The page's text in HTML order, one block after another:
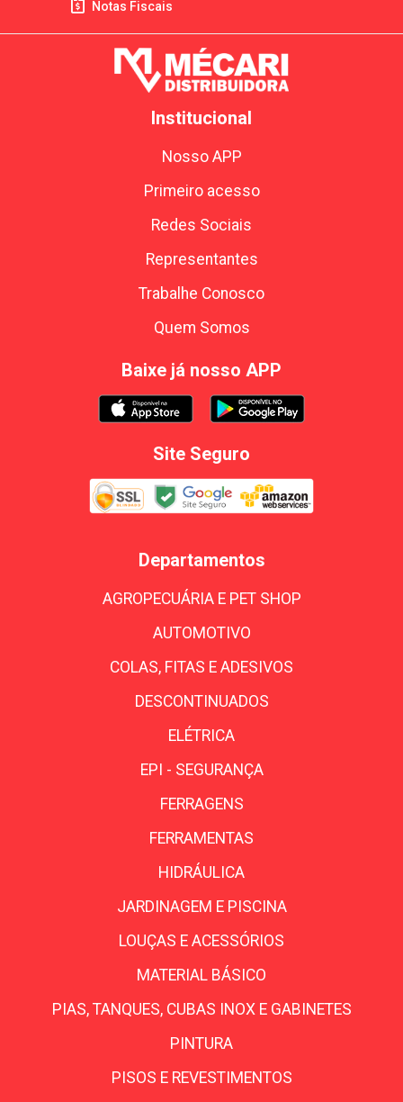
Notas Fiscais
Institucional
Nosso APP
Primeiro acesso
Redes Sociais
Representantes
Trabalhe Conosco
Quem Somos
Baixe já nosso APP
Site Seguro
Departamentos
AGROPECUÁRIA E PET SHOP
AUTOMOTIVO
COLAS, FITAS E ADESIVOS
DESCONTINUADOS
ELÉTRICA
EPI - SEGURANÇA
FERRAGENS
FERRAMENTAS
HIDRÁULICA
JARDINAGEM E PISCINA
LOUÇAS E ACESSÓRIOS
MATERIAL BÁSICO
PIAS, TANQUES, CUBAS INOX E GABINETES
PINTURA
PISOS E REVESTIMENTOS